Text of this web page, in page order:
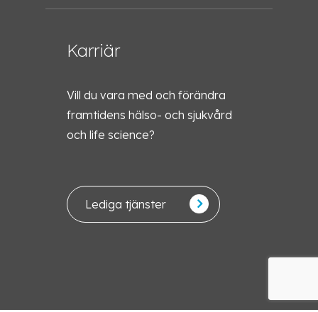
Karriär
Vill du vara med och förändra
framtidens hälso- och sjukvård
och life science?
Lediga tjänster